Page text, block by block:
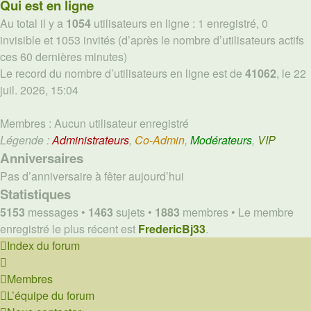
Qui est en ligne
Au total il y a 1054 utilisateurs en ligne : 1 enregistré, 0
invisible et 1053 invités (d’après le nombre d’utilisateurs actifs
ces 60 dernières minutes)
Le record du nombre d’utilisateurs en ligne est de 41062, le 22
juil. 2026, 15:04
Membres : Aucun utilisateur enregistré
Légende :Administrateurs, Co-Admin, Modérateurs, VIP
Anniversaires
Pas d’anniversaire à fêter aujourd’hui
Statistiques
5153 messages • 1463 sujets • 1883 membres • Le membre
enregistré le plus récent est FredericBj33.
Index du forum
Membres
L’équipe du forum